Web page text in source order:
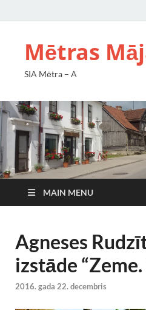
Mētras
SIA Mētra – A
MAIN MENU
Agneses
izstāde
2016. gada 22. decembris